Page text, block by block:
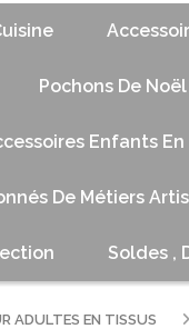
Pochons De
Enfants En
De Métiers
Soldes ,
ADULTES EN TISSUS